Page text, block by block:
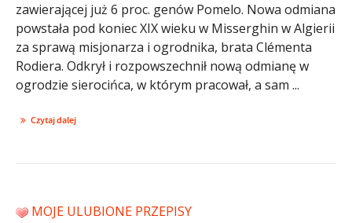
zawierającej już 6 proc. genów Pomelo. Nowa odmiana
powstała pod koniec XIX wieku w Misserghin w Algierii
za sprawą misjonarza i ogrodnika, brata Clémenta
Rodiera. Odkrył i rozpowszechnił nową odmianę w
ogrodzie sierocińca, w którym pracował, a sam ...
Czytaj dalej
MOJE ULUBIONE PRZEPISY